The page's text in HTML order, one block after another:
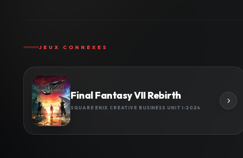
JEUX CONNEXES
Final Fantasy VII Rebirth
SQUARE ENIX CREATIVE BUSINESS UNIT I 2024